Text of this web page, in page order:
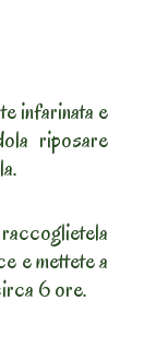
infarinata e
riposare
e mettete a
6 ore.